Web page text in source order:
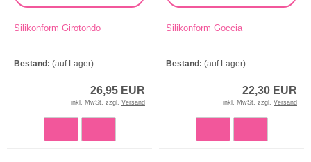
Silikonform Girotondo
Bestand: (auf Lager)
26,95 EUR
inkl. MwSt. zzgl. Versand
Silikonform Goccia
Bestand: (auf Lager)
22,30 EUR
inkl. MwSt. zzgl. Versand